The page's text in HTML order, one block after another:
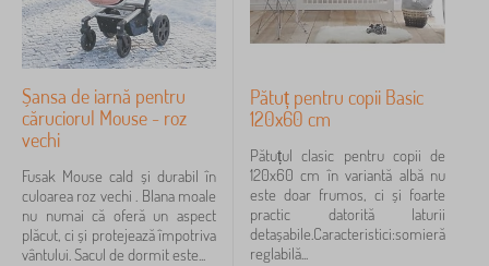
Șansa de iarnă pentru
căruciorul Mouse - roz
vechi
Fusak Mouse cald și durabil în
culoarea roz vechi . Blana moale
nu numai că oferă un aspect
plăcut, ci și protejează împotriva
vântului. Sacul de dormit este...
Pătuț pentru copii Basic
120x60 cm
Pătuțul clasic pentru copii de
120x60 cm în variantă albă nu
este doar frumos, ci și foarte
practic datorită laturii
detașabile.Caracteristici:somieră
reglabilă...